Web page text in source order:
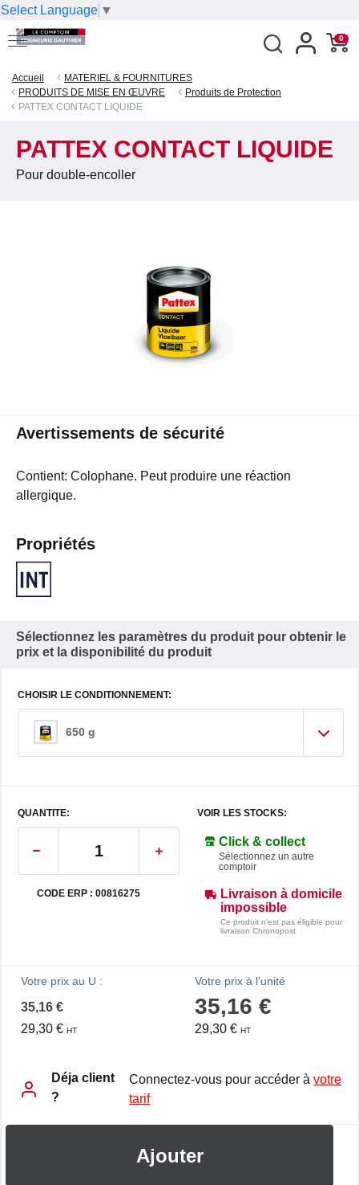
Select Language ▼
0
Accueil
MATERIEL & FOURNITURES
PRODUITS DE MISE EN ŒUVRE
Produits de Protection
PATTEX CONTACT LIQUIDE
PATTEX CONTACT LIQUIDE
Pour double-encoller
Avertissements de sécurité
Contient: Colophane. Peut produire une réaction
allergique.
Propriétés
Sélectionnez les paramètres du produit pour obtenir le
prix et la disponibilité du produit
CHOISIR LE CONDITIONNEMENT:
650 g
QUANTITE:
CODE ERP : 00816275
VOIR LES STOCKS:
Click & collect
Sélectionnez un autre
comptoir
Livraison à domicile
impossible
Ce produit n'est pas éligible pour
livraison Chronopost
Votre prix au U :
35,16 €
29,30 € HT
Votre prix à l'unité
35,16 €
29,30 € HT
Déja client
?
Connectez-vous pour accéder àvotre
tarif
Ajouter